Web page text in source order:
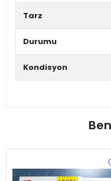
Tarz
Durumu
Kondisyon